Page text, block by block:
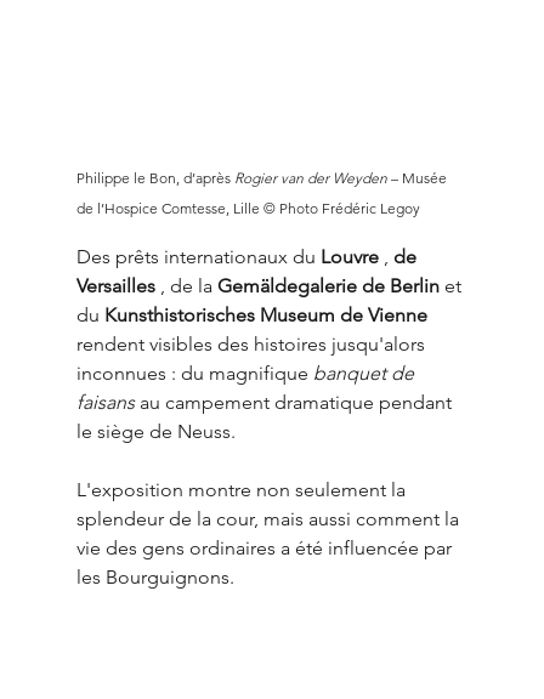
Philippe le Bon, d’après Rogier van der Weyden – Musée
de l’Hospice Comtesse, Lille © Photo Frédéric Legoy
Des prêts internationaux du Louvre , de
Versailles , de la Gemäldegalerie de Berlin et
du Kunsthistorisches Museum de Vienne
rendent visibles des histoires jusqu'alors
inconnues : du magnifique banquet de
faisans au campement dramatique pendant
le siège de Neuss.
L'exposition montre non seulement la
splendeur de la cour, mais aussi comment la
vie des gens ordinaires a été influencée par
les Bourguignons.